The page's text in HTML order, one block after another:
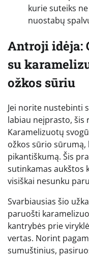
kurie suteiks
nuostabų
Antroji idėja:
su
ožkos sūriu
Jei norite nustebinti
labiau neįprasto, šis
Karamelizuotų
ožkos sūrio
pikantiškumą. Šis
sutinkamas aukštos
visiškai nesunku
Svarbiausias šio
paruošti
kantrybės prie
vertas. Norint
sumuštinius,